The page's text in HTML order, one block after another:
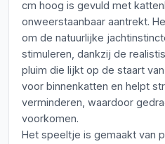
cm hoog is gevuld met
onweerstaanbaar aantrekt.
om de natuurlijke
stimuleren, dankzij de
pluim die lijkt op de staart
voor binnenkatten en helpt
verminderen, waardoor
voorkomen.
Het speeltje is gemaakt van